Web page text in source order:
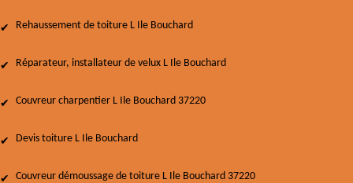
Rehaussement de toiture L Ile Bouchard
Réparateur, installateur de velux L Ile Bouchard
Couvreur charpentier L Ile Bouchard 37220
Devis toiture L Ile Bouchard
Couvreur démoussage de toiture L Ile Bouchard 37220